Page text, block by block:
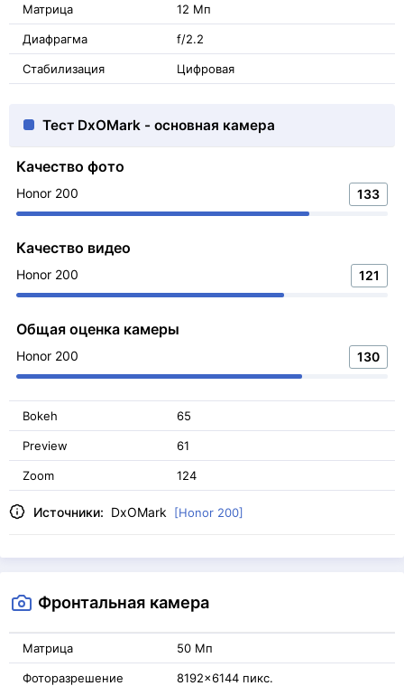
Матрица 12 Мп
Диафрагма f/2.2
Стабилизация Цифровая
Тест DxOMark - основная камера
Качество фото
Honor 200 133
Качество видео
Honor 200 121
Общая оценка камеры
Honor 200 130
Bokeh 65
Preview 61
Zoom 124
Источники: DxOMark [Honor 200]
Фронтальная камера
Матрица 50 Мп
Фоторазрешение 8192x6144 пикс.